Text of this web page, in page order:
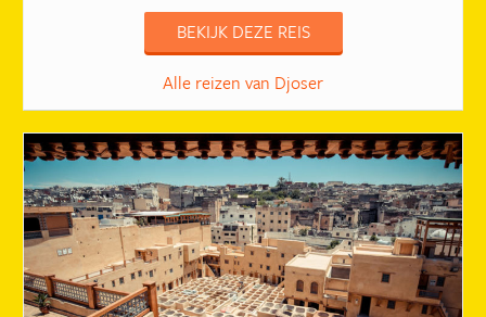
BEKIJK DEZE REIS
Alle reizen van Djoser